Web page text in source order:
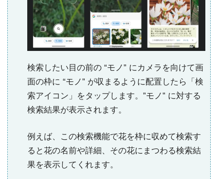
検索したい目の前の “モノ” にカメラを向けて画
面の枠に “モノ” が収まるように配置したら「検
索アイコン」をタップします。”モノ” に対する
検索結果が表示されます。
例えば、この検索機能で花を枠に収めて検索す
ると花の名前や詳細、その花にまつわる検索結
果を表示してくれます。